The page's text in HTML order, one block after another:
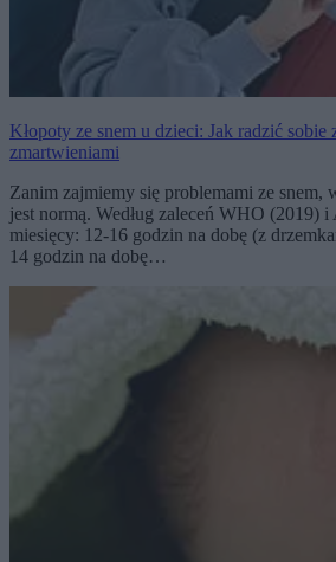
Kłopoty ze snem u dzieci: Jak radzić
zmartwieniami
Zanim zajmiemy się problemami ze snem,
jest normą. Według zaleceń WHO (2019)
miesięcy: 12-16 godzin na dobę (z
14 godzin na dobę…